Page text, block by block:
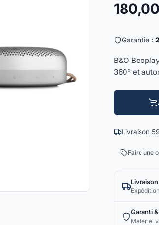
Garantie :
B&O
360° et
Livraison
Faire une
Garanti
Matériel